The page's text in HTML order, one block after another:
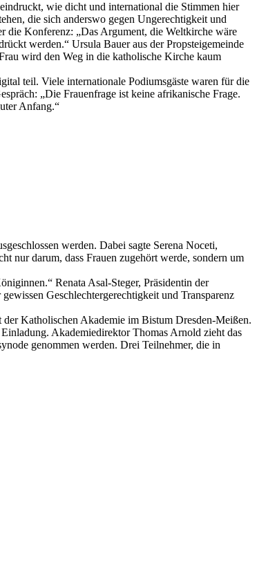
wie dicht und international die Stimmen hier
die sich anderswo gegen Ungerechtigkeit und
die Konferenz: „Das Argument, die Weltkirche wäre
werden.“ Ursula Bauer aus der Propsteigemeinde
wird den Weg in die katholische Kirche kaum
teil. Viele internationale Podiumsgäste waren für die
„Die Frauenfrage ist keine afrikanische Frage.
Anfang.“
werden. Dabei sagte Serena Noceti,
nur darum, dass Frauen zugehört werde, sondern um
Renata Asal-Steger, Präsidentin der
Geschlechtergerechtigkeit und Transparenz
Katholischen Akademie im Bistum Dresden-Meißen.
Akademiedirektor Thomas Arnold zieht das
genommen werden. Drei Teilnehmer, die in